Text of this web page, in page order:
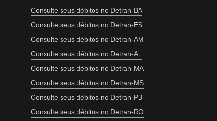
Consulte seus débitos no Detran-BA
Consulte seus débitos no Detran-ES
Consulte seus débitos no Detran-AM
Consulte seus débitos no Detran-AL
Consulte seus débitos no Detran-MA
Consulte seus débitos no Detran-MS
Consulte seus débitos no Detran-PB
Consulte seus débitos no Detran-RO